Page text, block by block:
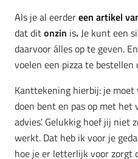
Als je al eerdereen artikel
dat ditonzin is.Je kunt een
daarvoor álles op te geven.
voelen een pizza te
Kanttekening hierbij: je
doen bent en pas op met het
advies’. Gelukkig hoef jij niet
werkt. Dat heb ik voor je
hoe je er letterlijk voor zorgt